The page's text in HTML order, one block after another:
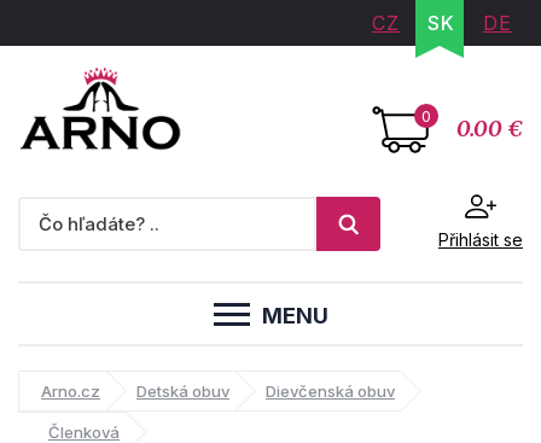
CZ SK DE
0 0.00 €
Přihlásit se
MENU
Arno.cz Detská obuv Dievčenská obuv
Členková